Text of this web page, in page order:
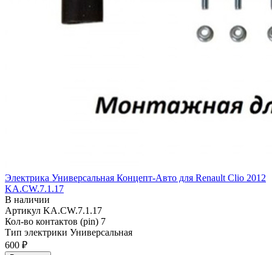
Электрика Универсальная Концепт-Авто для Renault Clio 2012
KA.CW.7.1.17
В наличии
Артикул KA.CW.7.1.17
Кол-во контактов (pin) 7
Тип электрики Универсальная
600 ₽